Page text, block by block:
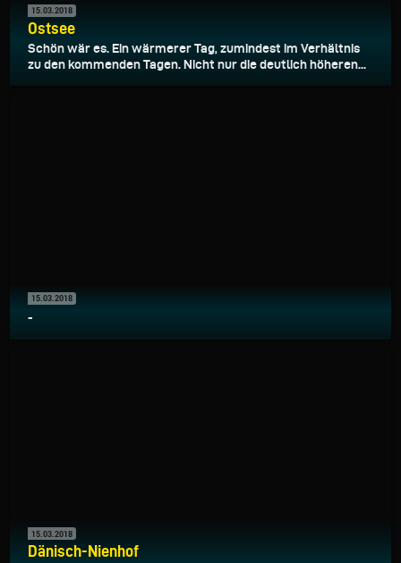
15.03.2018
Ostsee
Schön wär es. Ein wärmerer Tag, zumindest im Verhältnis
zu den kommenden Tagen. Nicht nur die deutlich höheren...
15.03.2018
-
15.03.2018
Dänisch-Nienhof